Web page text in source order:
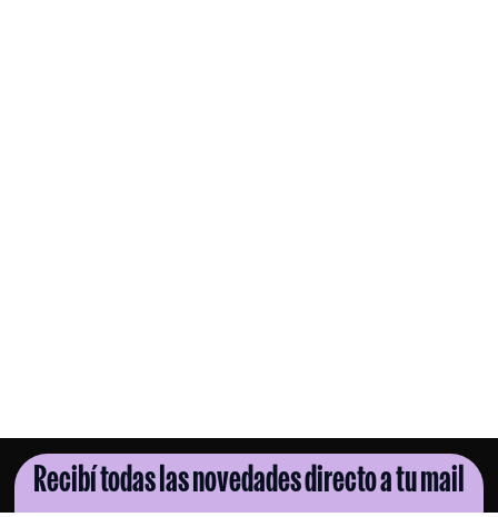
Recibí todas las novedades directo a tu mail